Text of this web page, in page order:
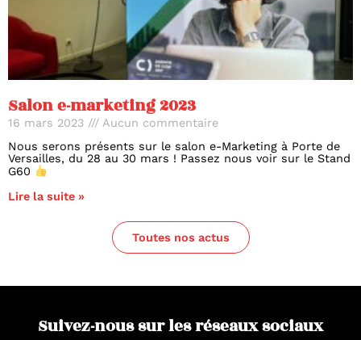
Salon e-marketing 2023
16 mars 2023
Aucun commentaire
Nous serons présents sur le salon e-Marketing à Porte de
Versailles, du 28 au 30 mars ! Passez nous voir sur le Stand
G60
Lire la suite »
Toutes nos actus
Suivez-nous sur les réseaux sociaux